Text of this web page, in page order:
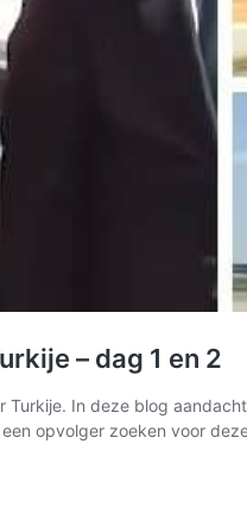
– dag 1 en 2
Turkije. In deze blog
opvolger zoeken voor